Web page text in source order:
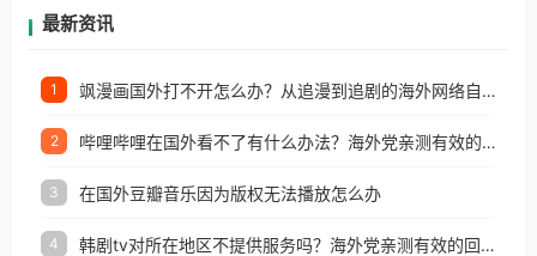
最新资讯
1 飒漫画国外打不开怎么办？从追漫到追剧的海外网络自由之路
2 哔哩哔哩在国外看不了有什么办法？海外党亲测有效的回国加速解决方案
3 在国外豆瓣音乐因为版权无法播放怎么办
4 韩剧tv对所在地区不提供服务吗？海外党亲测有效的回国加速解决方案